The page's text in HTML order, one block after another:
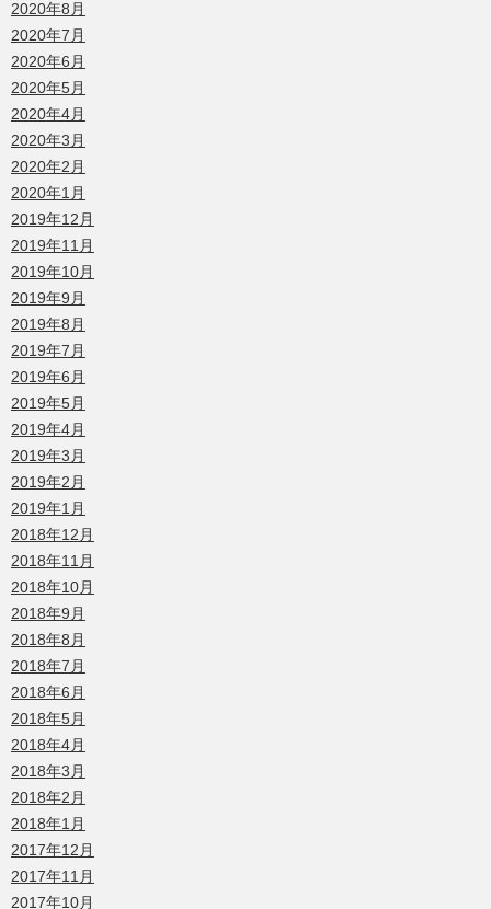
2020年8月
2020年7月
2020年6月
2020年5月
2020年4月
2020年3月
2020年2月
2020年1月
2019年12月
2019年11月
2019年10月
2019年9月
2019年8月
2019年7月
2019年6月
2019年5月
2019年4月
2019年3月
2019年2月
2019年1月
2018年12月
2018年11月
2018年10月
2018年9月
2018年8月
2018年7月
2018年6月
2018年5月
2018年4月
2018年3月
2018年2月
2018年1月
2017年12月
2017年11月
2017年10月